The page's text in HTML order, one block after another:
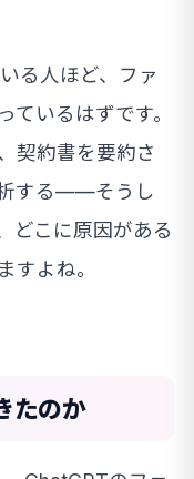
る人ほど、ファ
ているはずです。
契約書を要約さ
する——そうし
どこに原因がある
すよね。
たのか